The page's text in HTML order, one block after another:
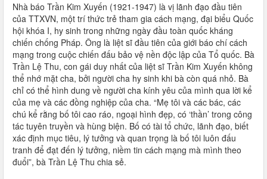
Nhà báo Trần Kim Xuyến (1921-1947) là vị lãnh đạo đầu tiên
của TTXVN, một trí thức trẻ tham gia cách mạng, đại biểu Quốc
hội khóa I, hy sinh trong những ngày đầu toàn quốc kháng
chiến chống Pháp. Ông là liệt sĩ đầu tiên của giới báo chí cách
mạng trong cuộc chiến đấu bảo vệ nền độc lập của Tổ quốc. Bà
Trần Lệ Thu, con gái duy nhất của liệt sĩ Trần Kim Xuyến không
thể nhớ mặt cha, bởi người cha hy sinh khi bà còn quá nhỏ. Bà
chỉ có thể hình dung về người cha kính yêu của mình qua lời kể
của mẹ và các đồng nghiệp của cha. “Mẹ tôi và các bác, các
chú kể rằng bố tôi cao ráo, ngoại hình đẹp, có ‘thần’ trong công
tác tuyên truyền và hùng biện. Bố có tài tổ chức, lãnh đạo, biết
xác định mục tiêu, lý tưởng và quan trọng là bố tôi luôn đấu
tranh để đạt đến lý tưởng, niềm tin cách mạng mà mình theo
đuổi”, bà Trần Lệ Thu chia sẻ.